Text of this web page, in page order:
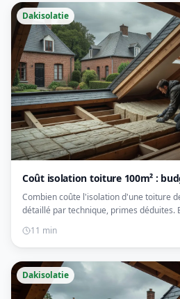
Dakisolatie
Coût isolation toiture 100m² :
Combien coûte l'isolation d'une toiture
détaillé par technique, primes déduites.
11 min
Dakisolatie